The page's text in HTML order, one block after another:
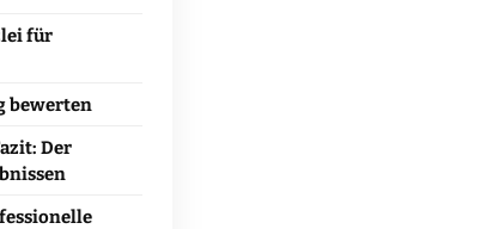
für
bewerten
Der